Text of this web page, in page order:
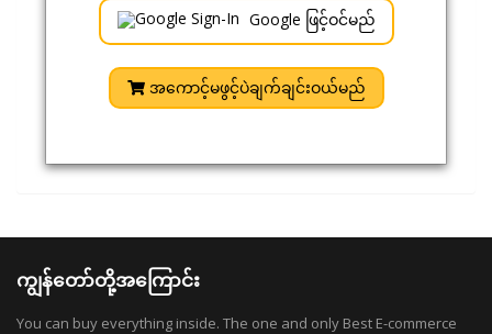
Google ဖြင့်ဝင်မည်
အကောင့်မဖွင့်ပဲချက်ချင်းဝယ်မည်
ကျွန်တော်တို့အကြောင်း
You can buy everything inside. The one and only Best E-commerce